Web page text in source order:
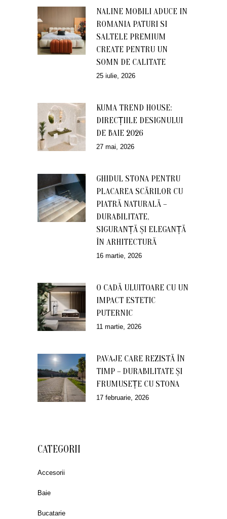
NALINE MOBILI ADUCE IN
ROMANIA PATURI SI
SALTELE PREMIUM
CREATE PENTRU UN
SOMN DE CALITATE
25 iulie, 2026
KUMA TREND HOUSE:
DIRECȚIILE DESIGNULUI
DE BAIE 2026
27 mai, 2026
GHIDUL STONA PENTRU
PLACAREA SCĂRILOR CU
PIATRĂ NATURALĂ –
DURABILITATE,
SIGURANȚĂ ȘI ELEGANȚĂ
ÎN ARHITECTURĂ
16 martie, 2026
O CADĂ ULUITOARE CU UN
IMPACT ESTETIC
PUTERNIC
11 martie, 2026
PAVAJE CARE REZISTĂ ÎN
TIMP – DURABILITATE ȘI
FRUMUSEȚE CU STONA
17 februarie, 2026
CATEGORII
Accesorii
Baie
Bucatarie